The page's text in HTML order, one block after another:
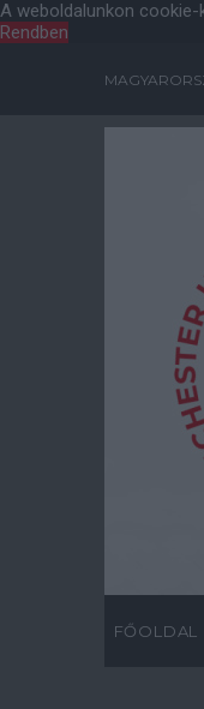
A weboldalunkon
Rendben
FŐOLDAL